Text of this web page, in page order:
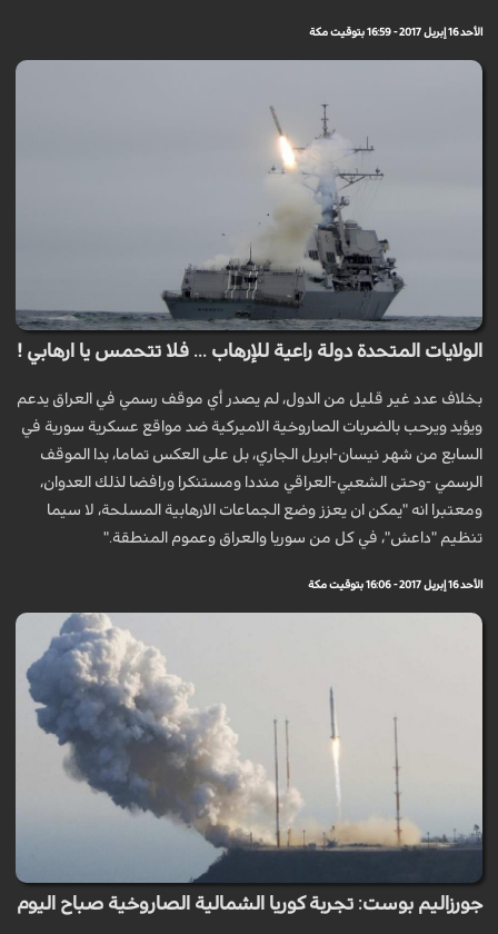
الأحد 16 إبريل 2017 - 16:59 بتوقيت مكة
الولايات المتحدة دولة راعية للإرهاب ... فلا تتحمس يا ارهابي !
بخلاف عدد غير قليل من الدول، لم يصدر أي موقف رسمي في العراق يدعم
ويؤيد ويرحب بالضربات الصاروخية الاميركية ضد مواقع عسكرية سورية في
السابع من شهر نيسان-ابريل الجاري، بل على العكس تماما، بدا الموقف
الرسمي -وحتى الشعبي-العراقي منددا ومستنكرا ورافضا لذلك العدوان،
ومعتبرا انه "يمكن ان يعزز وضع الجماعات الارهابية المسلحة، لا سيما
تنظيم "داعش"، في كل من سوريا والعراق وعموم المنطقة."
الأحد 16 إبريل 2017 - 16:06 بتوقيت مكة
جورزاليم بوست: تجربة كوريا الشمالية الصاروخية صباح اليوم